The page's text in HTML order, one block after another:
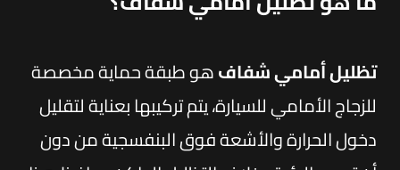
تظليل أمامي شفافهو طبقة حماية مخصصة
للزجاج الأمامي للسيارة، يتم تركيبها بعناية لتقليل
دخول الحرارة والأشعة فوق البنفسجية من دون